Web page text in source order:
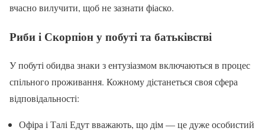
вчасно вилучити, щоб не зазнати фіаско.
Риби і Скорпіон у побуті та батьківстві
У побуті обидва знаки з ентузіазмом включаються в процес
спільного проживання. Кожному дістанеться своя сфера
відповідальності:
Офіра і Талі Едут вважають, що дім — це дуже особистий